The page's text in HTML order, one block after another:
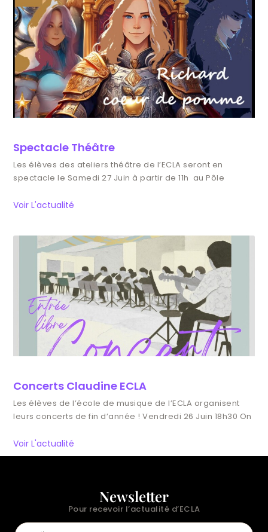
Spectacle Théâtre
Les élèves des ateliers théâtre de l’ECLA seront en
spectacle le Samedi 27 Juin à partir de 11h au Pôle
Voir L'actualité
Concerts Claudine ECLA
Les élèves de l’école de musique de l’ECLA organisent
leurs concerts de fin d’année ! Vendredi 26 Juin 18h30 On
Voir L'actualité
Newsletter
Pour recevoir l’actualité d’ECLA